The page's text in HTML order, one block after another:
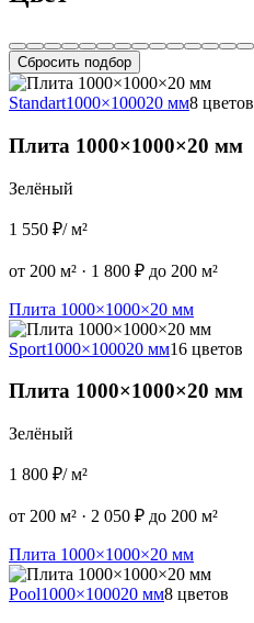
Сбросить подбор
Standart1000×100020 мм8 цветов
Плита 1000×1000×20 мм
Зелёный
1 550 ₽/ м²
от 200 м² · 1 800 ₽ до 200 м²
Плита 1000×1000×20 мм
Sport1000×100020 мм16 цветов
Плита 1000×1000×20 мм
Зелёный
1 800 ₽/ м²
от 200 м² · 2 050 ₽ до 200 м²
Плита 1000×1000×20 мм
Pool1000×100020 мм8 цветов